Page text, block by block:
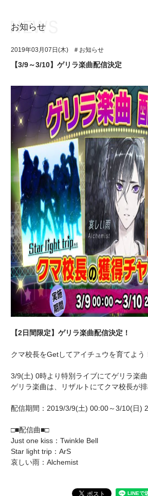
アプリゲーム
イベント・キャンペーン
ミュージック
グッズ・本
ギャラリー
ユニット&キャラクター
アプリゲーム
イベント・キャンペーン
ミュージック
グッズ・本
ギャラリー
お知らせ
2019年03月07日(木) ＃お知らせ
【3/9～3/10】ゲリラ楽曲配信決定
【2日間限定】ゲリラ楽曲配信決定！
クマ校長をGetしてアイチュウを育てよう
3/9(土) 0時より特別ライブにてゲリラ楽曲
ゲリラ楽曲は、リザルトにてクマ校長が
配信期間：2019/3/9(土) 00:00～3/10(日)
□■配信曲■□
Just one kiss：Twinkle Bell
Star light trip：ArS
哀しい雨：Alchemist